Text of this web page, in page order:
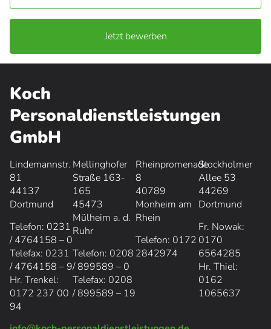
Jetzt bewerben
Koch
Personaldienstleistungen
GmbH
Lindemannstr.
81
44137
Dortmund
Telefon: 0231
/ 4764158 – 0
Telefax: 0231
/ 4764158 – 9
Hr. Trenkel:
0172 237 00
94
Mellinghofer
Straße 163-
165
45473
Mülheim a. d.
Ruhr
Telefon: 0208
/ 899589 – 0
Telefax: 0208
/ 899589 – 19
Rheinpromenade
8
40789
Monheim am
Rhein
Telefon: 0172
2842974
Stockholmer
Allee 53
44269
Dortmund
Fr. Nowak:
0170
6564285
Hr. Thiel:
0162
1065637